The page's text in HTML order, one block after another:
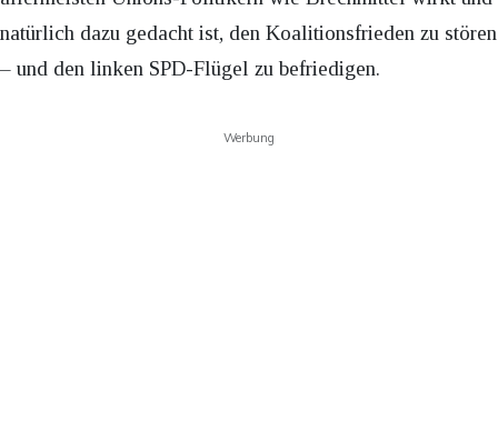
natürlich dazu gedacht ist, den Koalitionsfrieden zu stören
– und den linken SPD-Flügel zu befriedigen.
Werbung